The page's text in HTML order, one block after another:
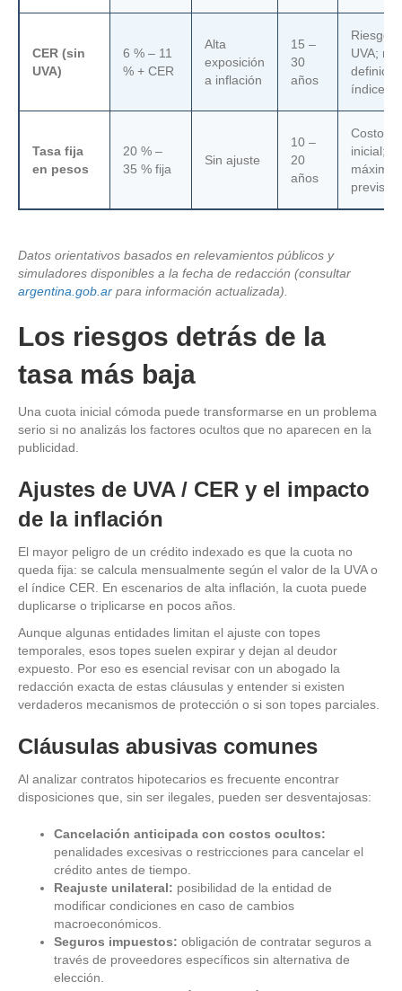
CER (sin
UVA)
6 % – 11
% + CER
Alta
exposición
a inflación
15 –
30
años
Riesgo
UVA;
índice
Tasa fija
en pesos
20 % –
35 % fija
Sin ajuste
10 –
20
años
Costo
inicial;
máxima
Datos orientativos basados en relevamientos públicos y
simuladores disponibles a la fecha de redacción (consultar
argentina.gob.ar para información actualizada).
Los riesgos detrás de la
tasa más baja
Una cuota inicial cómoda puede transformarse en un problema
serio si no analizás los factores ocultos que no aparecen en la
publicidad.
Ajustes de UVA / CER y el impacto
de la inflación
El mayor peligro de un crédito indexado es que la cuota no
queda fija: se calcula mensualmente según el valor de la UVA o
el índice CER. En escenarios de alta inflación, la cuota puede
duplicarse o triplicarse en pocos años.
Aunque algunas entidades limitan el ajuste con topes
temporales, esos topes suelen expirar y dejan al deudor
expuesto. Por eso es esencial revisar con un abogado la
redacción exacta de estas cláusulas y entender si existen
verdaderos mecanismos de protección o si son topes parciales.
Cláusulas abusivas comunes
Al analizar contratos hipotecarios es frecuente encontrar
disposiciones que, sin ser ilegales, pueden ser desventajosas:
Cancelación anticipada con costos ocultos:
penalidades excesivas o restricciones para cancelar el
crédito antes de tiempo.
Reajuste unilateral: posibilidad de la entidad de
modificar condiciones en caso de cambios
macroeconómicos.
Seguros impuestos: obligación de contratar seguros a
través de proveedores específicos sin alternativa de
elección.